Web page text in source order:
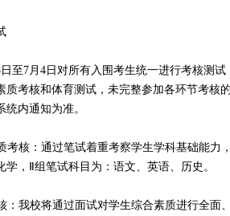
7月4日对所有入围考生统一进行考核测试
质考核和体育测试，未完整参加各环节考核
内通知为准。
核：通过笔试着重考察学生学科基础能力
学，Ⅱ组笔试科目为：语文、英语、历史。
我校将通过面试对学生综合素质进行全面